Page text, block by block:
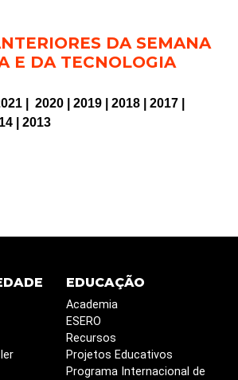
DA SEMANA
E DA TECNOLOGIA
2020 2019 2018 2017
2013
EDUCAÇÃO
Academia
ESERO
Recursos
Projetos Educativos
Programa Internacional de